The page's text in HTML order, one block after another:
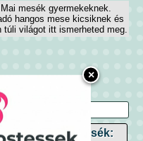
×
mesék gyermekeknek.
hangos mese kicsiknek és
világot itt ismerheted meg.
-
Grimm mesék: